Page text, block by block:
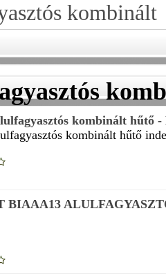
kombinált
kombinált hűtő -
kombinált hűtő
BIAAA13